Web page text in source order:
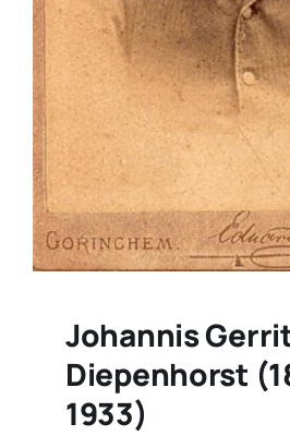
Johannis
Diepenhorst
1933)